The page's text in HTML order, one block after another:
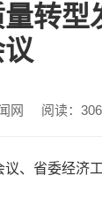
转型
网 阅读：
、省委经济